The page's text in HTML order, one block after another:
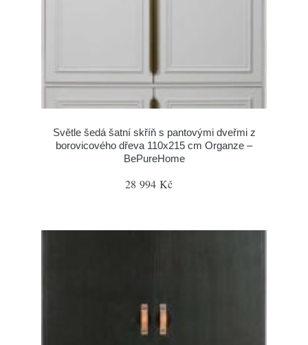
Světle šedá šatní skříň s pantovými dveřmi z
borovicového dřeva 110x215 cm Organze –
BePureHome
28 994 Kč